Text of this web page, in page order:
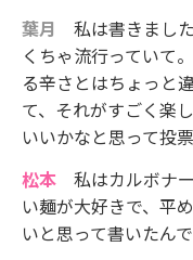
葉月
私は書きまし
くちゃ流行っていて
る辛さとはちょっと
て、それがすごく楽
いいかなと思って投
松本 私はカルボナ
い麺が大好きで、平
いと思って書いたんで